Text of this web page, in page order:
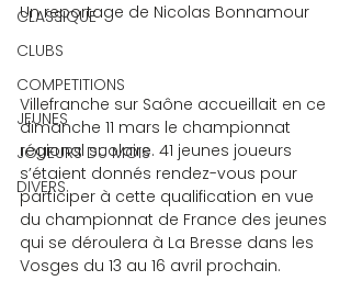
CLASSIQUE
CLUBS
COMPETITIONS
JEUNES
JOUEURS DU MOIS
DIVERS
Un reportage de Nicolas Bonnamour
Villefranche sur Saône accueillait en ce
dimanche 11 mars le championnat
régional scolaire. 41 jeunes joueurs
s’étaient donnés rendez-vous pour
participer à cette qualification en vue
du championnat de France des jeunes
qui se déroulera à La Bresse dans les
Vosges du 13 au 16 avril prochain.